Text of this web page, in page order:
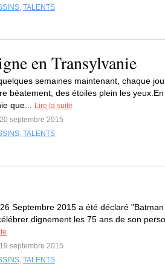
, TALENTS
en Transylvanie
semaines maintenant, chaque
béatement, des étoiles plein les
que...
Lire la suite
septembre 2015
, TALENTS
Septembre 2015 a été déclaré
dignement les 75 ans de son
septembre 2015
, TALENTS